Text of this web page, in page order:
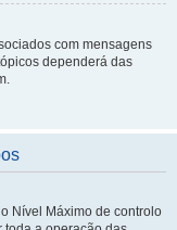
com mensagens
dependerá das
Nível Máximo de controlo